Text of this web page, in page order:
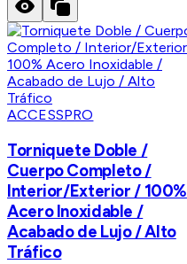
ACCESSPRO
Torniquete Doble /
Cuerpo Completo /
Interior/Exterior / 100%
Acero Inoxidable /
Acabado de Lujo / Alto
Tráfico